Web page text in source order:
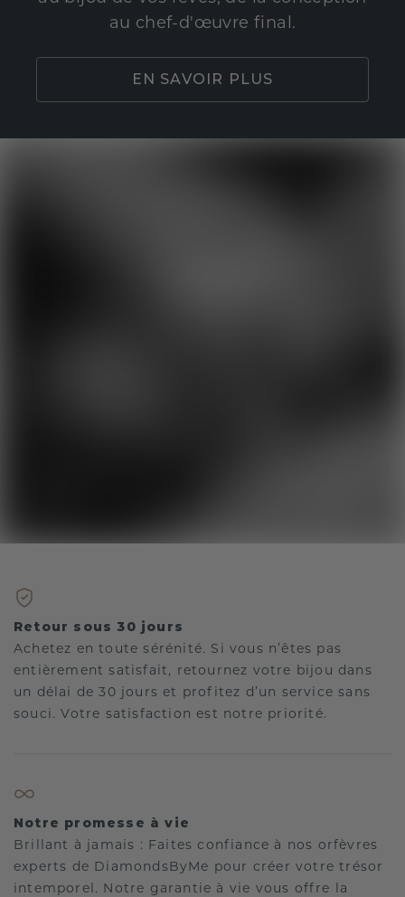
au chef-d'œuvre final.
EN SAVOIR PLUS
Retour sous 30 jours
Achetez en toute sérénité. Si vous n’êtes pas
entièrement satisfait, retournez votre bijou dans
un délai de 30 jours et profitez d’un service sans
souci. Votre satisfaction est notre priorité.
Notre promesse à vie
Brillant à jamais : Faites confiance à nos orfèvres
experts de DiamondsByMe pour créer votre trésor
intemporel. Notre garantie à vie vous offre la